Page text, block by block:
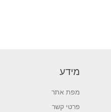
מידע
מפת אתר
פרטי קשר